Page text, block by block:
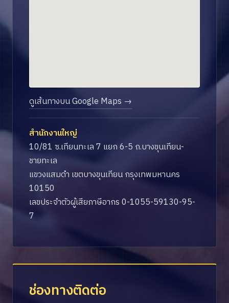
ดูเส้นทางบน Google Maps →
สำนักงานใหญ่
10/81 ซ.เทียนทะเล 7 แยก 6-5 ถ.บางขุนเทียน-
ชายทะเล
แขวงแสมดำ เขตบางขุนเทียน กรุงเทพมหานคร
10150
เลขประจำตัวผู้เสียภาษีอากร 0-1055-59130-95-
7
ช่องทางติดต่อ